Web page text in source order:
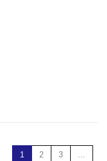
1 2 3 ...